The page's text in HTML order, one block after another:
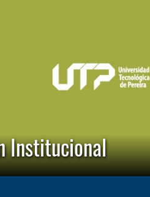
Institucional